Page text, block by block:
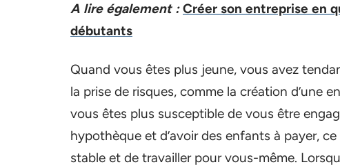
A lire également : Créer son entreprise en
débutants
Quand vous êtes plus jeune, vous avez
la prise de risques, comme la création d’une
vous êtes plus susceptible de vous être
hypothèque et d’avoir des enfants à payer,
stable et de travailler pour vous-même.